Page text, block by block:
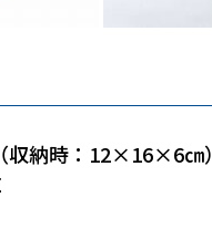
納時：12×16×6㎝）